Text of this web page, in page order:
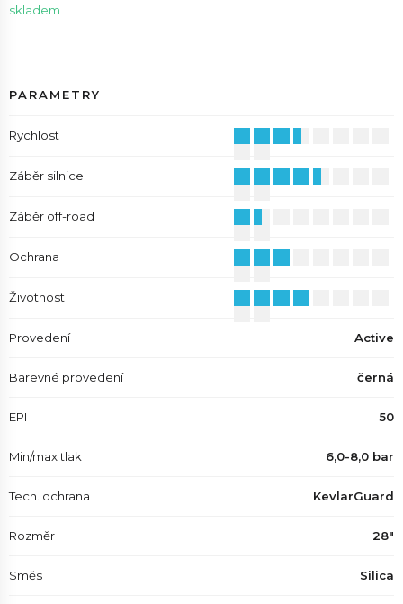
skladem
PARAMETRY
Rychlost
Záběr silnice
Záběr off-road
Ochrana
Životnost
Provedení Active
Barevné provedení černá
EPI 50
Min/max tlak 6,0-8,0 bar
Tech. ochrana KevlarGuard
Rozměr 28"
Směs Silica